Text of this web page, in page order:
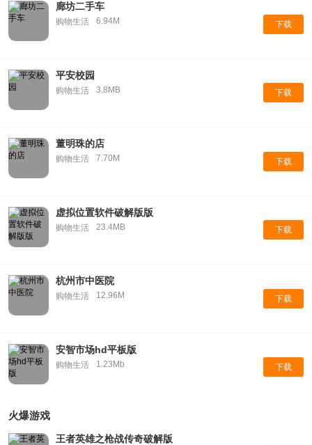
廊坊二手车
购物生活 6.94M 下载
平安校园
购物生活 3.8MB 下载
董明珠的店
购物生活 7.70M 下载
虚拟位置软件破解版版
购物生活 23.4MB 下载
杭州市中医院
购物生活 12.96M 下载
安智市场hd平板版
购物生活 1.23Mb 下载
火爆游戏
王者英雄之枪战传奇破解版